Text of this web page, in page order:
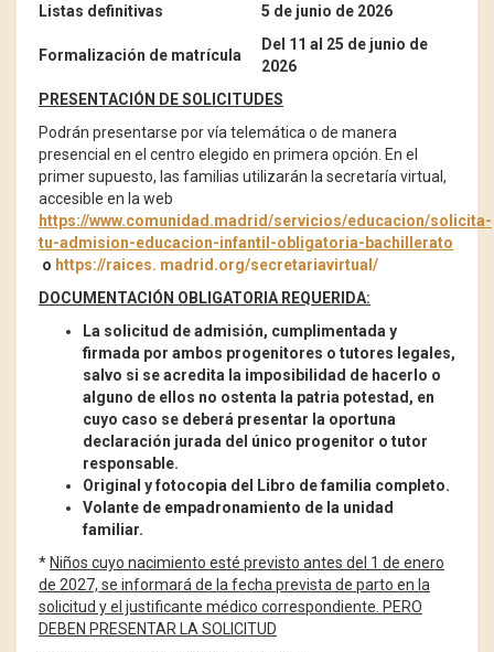
Listas definitivas
5 de junio de 2026
Formalización de matrícula
Del 11 al 25 de junio de
2026
PRESENTACIÓN DE SOLICITUDES
Podrán presentarse por vía telemática o de manera
presencial en el centro elegido en primera opción. En el
primer supuesto, las familias utilizarán la secretaría virtual,
accesible en la web
https://www.comunidad.madrid/servicios/educacion/solicita-
tu-admision-educacion-infantil-obligatoria-bachillerato
o https://raices. madrid.org/secretariavirtual/
DOCUMENTACIÓN OBLIGATORIA REQUERIDA:
La solicitud de admisión, cumplimentada y
firmada por ambos progenitores o tutores legales,
salvo si se acredita la imposibilidad de hacerlo o
alguno de ellos no ostenta la patria potestad, en
cuyo caso se deberá presentar la oportuna
declaración jurada del único progenitor o tutor
responsable.
Original y fotocopia del Libro de familia completo.
Volante de empadronamiento de la unidad
familiar.
*Niños cuyo nacimiento esté previsto antes del 1 de enero
de 2027, se informará de la fecha prevista de parto en la
solicitud y el justificante médico correspondiente. PERO
DEBEN PRESENTAR LA SOLICITUD